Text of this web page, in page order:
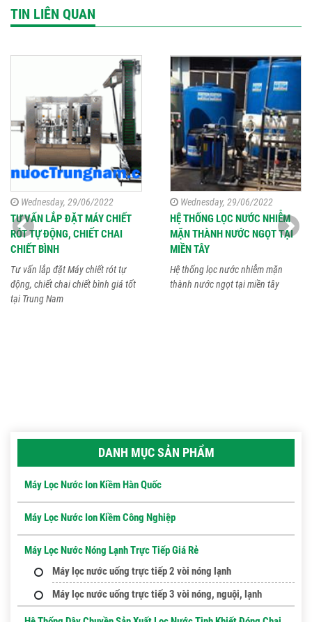
TIN LIÊN QUAN
Wednesday, 29/06/2022
TƯ VẤN LẮP ĐẶT MÁY CHIẾT
RÓT TỰ ĐỘNG, CHIẾT CHAI
CHIẾT BÌNH
Tư vấn lắp đặt Máy chiết rót tự
động, chiết chai chiết bình giá tốt
tại Trung Nam
Wednesday, 29/06/2022
HỆ THỐNG LỌC NƯỚC NHIỄM
MẶN THÀNH NƯỚC NGỌT TẠI
MIỀN TÂY
Hệ thống lọc nước nhiễm mặn
thành nước ngọt tại miền tây
DANH MỤC SẢN PHẨM
Máy Lọc Nước Ion Kiềm Hàn Quốc
Máy Lọc Nước Ion Kiềm Công Nghiệp
Máy Lọc Nước Nóng Lạnh Trực Tiếp Giá Rẻ
Máy lọc nước uống trực tiếp 2 vòi nóng lạnh
Máy lọc nước uống trực tiếp 3 vòi nóng, nguội, lạnh